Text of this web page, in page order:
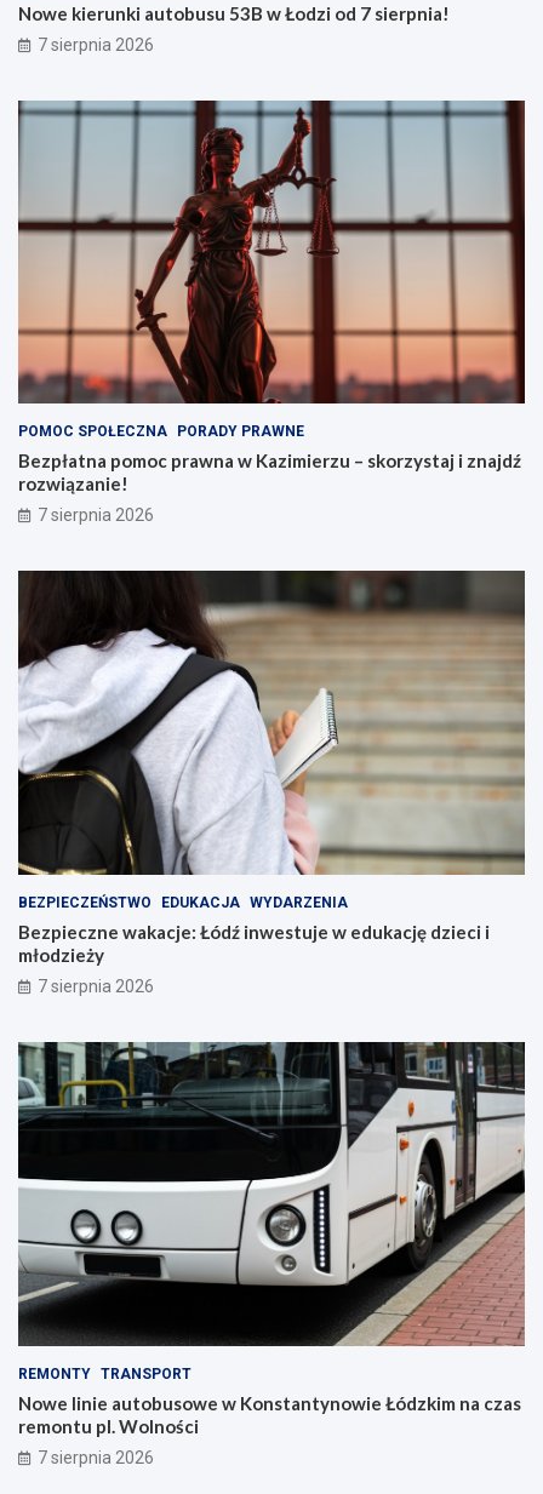
Nowe kierunki autobusu 53B w Łodzi od 7 sierpnia!
7 sierpnia 2026
POMOC SPOŁECZNA PORADY PRAWNE
Bezpłatna pomoc prawna w Kazimierzu – skorzystaj i znajdź
rozwiązanie!
7 sierpnia 2026
BEZPIECZEŃSTWO EDUKACJA WYDARZENIA
Bezpieczne wakacje: Łódź inwestuje w edukację dzieci i
młodzieży
7 sierpnia 2026
REMONTY TRANSPORT
Nowe linie autobusowe w Konstantynowie Łódzkim na czas
remontu pl. Wolności
7 sierpnia 2026